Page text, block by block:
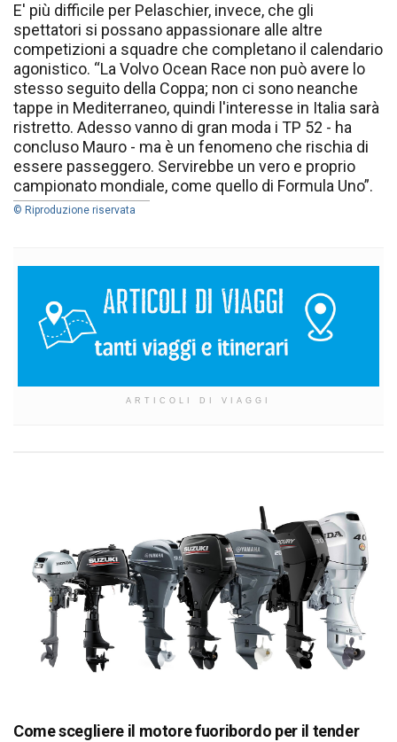
E' più difficile per Pelaschier, invece, che gli
spettatori si possano appassionare alle altre
competizioni a squadre che completano il calendario
agonistico. “La Volvo Ocean Race non può avere lo
stesso seguito della Coppa; non ci sono neanche
tappe in Mediterraneo, quindi l'interesse in Italia sarà
ristretto. Adesso vanno di gran moda i TP 52 - ha
concluso Mauro - ma è un fenomeno che rischia di
essere passeggero. Servirebbe un vero e proprio
campionato mondiale, come quello di Formula Uno”.
© Riproduzione riservata
ARTICOLI DI VIAGGI
Come scegliere il motore fuoribordo per il tender